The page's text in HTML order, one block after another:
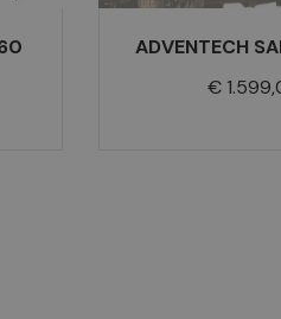
ADVENTECH
Prijs
€